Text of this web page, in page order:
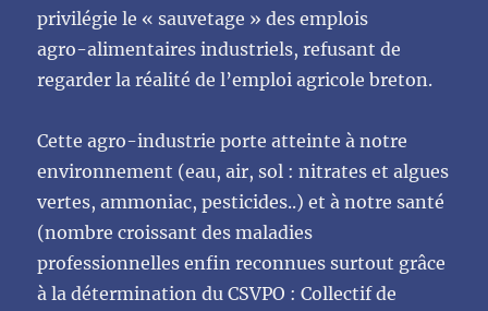
privilégie le « sauvetage » des emplois
agro-alimentaires industriels, refusant de
regarder la réalité de l’emploi agricole breton.
Cette agro-industrie porte atteinte à notre
environnement (eau, air, sol : nitrates et algues
vertes,ammoniac, pesticides..) et à notre santé
(nombre croissant des maladies
professionnelles enfinreconnues surtout grâce
à la détermination du CSVPO : Collectif de